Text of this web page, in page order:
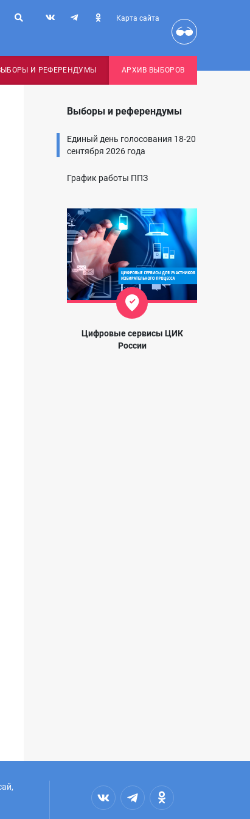
Карта сайта
И РЕФЕРЕНДУМЫ АРХИВ ВЫБОРОВ
Выборы и референдумы
Единый день голосования 18-20
сентября 2026 года
График работы ППЗ
Цифровые сервисы ЦИК
России